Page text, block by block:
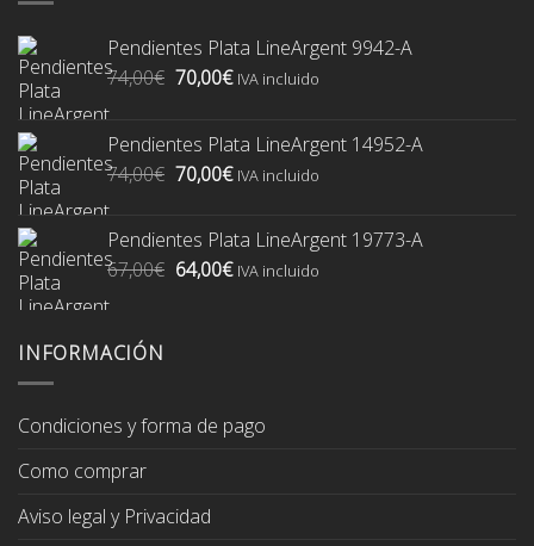
Pendientes Plata LineArgent 9942-A
74,00€ El
era:
74,00€.
70,00€El
es:
70,00€.
IVA incluido
Pendientes Plata LineArgent 14952-A
74,00€ El
era:
74,00€.
70,00€El
es:
70,00€.
IVA incluido
Pendientes Plata LineArgent 19773-A
67,00€ El
64,00€ElIVA incluido
INFORMACIÓN
Condiciones y forma de pago
Como comprar
Aviso legal y Privacidad